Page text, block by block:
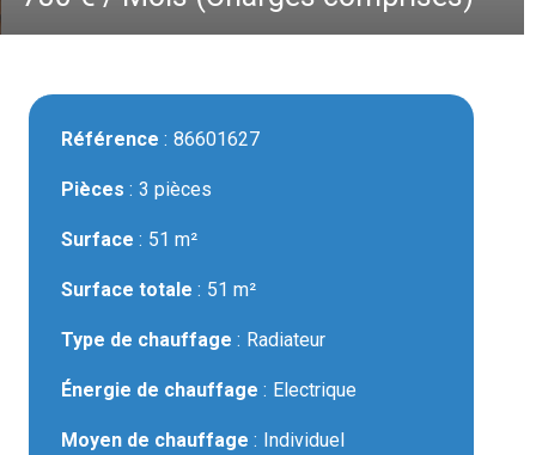
Référence 86601627
Pièces 3 pièces
Surface 51 m²
Surface totale 51 m²
Type de chauffage Radiateur
Énergie de chauffage Electrique
Moyen de chauffage Individuel